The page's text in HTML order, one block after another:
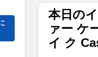
本日の
ァー ケ
イ ク